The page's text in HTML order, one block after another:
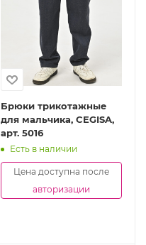
Брюки трикотажные
для мальчика, CEGISA,
арт. 5016
Есть в наличии
Цена доступна после
авторизации